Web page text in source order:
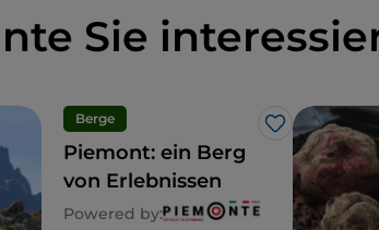
Sie
Berge
Like
Piemont: ein Berg
von Erlebnissen
Powered by: